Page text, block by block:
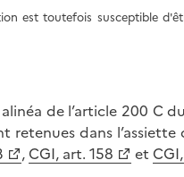
est toutefois susceptible
de l’article 200 C
retenues dans
, CGI, art. 158 et